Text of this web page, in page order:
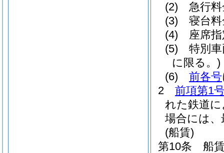
(2)
急行
(3)
寝台
(4)
座席
(5)
特別
に限る。)
(6)
前各号
2
前項第1
れた鉄道
場合には、
(船賃)
第10条
船